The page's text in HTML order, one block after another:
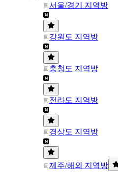
서울/경기 지역방
강원도 지역방
충청도 지역방
전라도 지역방
경상도 지역방
제주/해외 지역방